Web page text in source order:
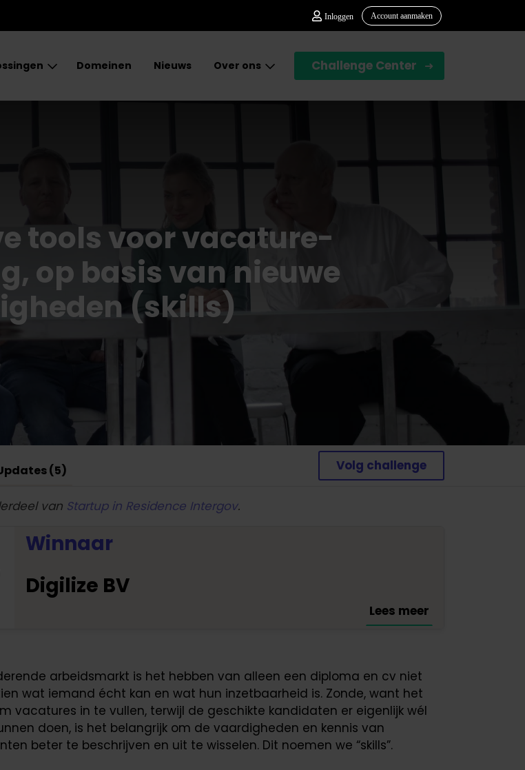
Inloggen Account aanmaken
Domeinen Nieuws Over ons Challenge Center
tools voor vacature-
op basis van nieuwe
(skills)
(5) Volg challenge
van Startup in Residence Intergov.
Winnaar
Digilize BV
Lees meer
arbeidsmarkt is het hebben van alleen een diploma en cv niet
wat iemand écht kan en wat hun inzetbaarheid is. Zonde, want het
vacatures in te vullen, terwijl de geschikte kandidaten er eigenlijk wél
doen, is het belangrijk om de vaardigheden en kennis van
beter te beschrijven en uit te wisselen. Dit noemen we “skills”.